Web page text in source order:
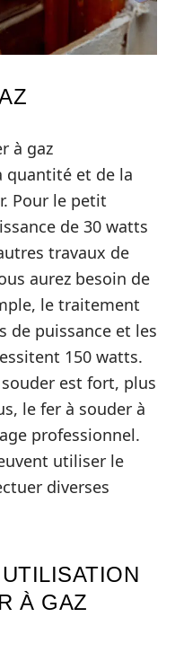
à gaz
quantité et de la
Pour le petit
de 30 watts
travaux de
aurez besoin de
le traitement
de puissance et les
150 watts.
est fort, plus
le fer à souder à
professionnel.
utiliser le
diverses
À GAZ